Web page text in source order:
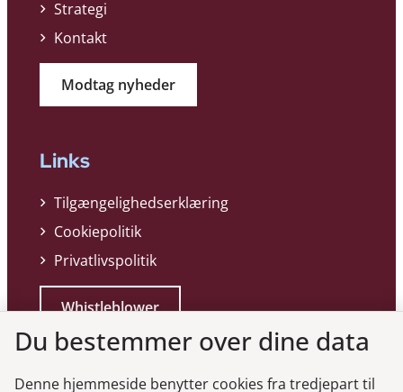
Strategi
Kontakt
Modtag nyheder
Links
Tilgængelighedserklæring
Cookiepolitik
Privatlivspolitik
Whistleblower
Du bestemmer over dine data
Denne hjemmeside benytter cookies fra tredjepart til